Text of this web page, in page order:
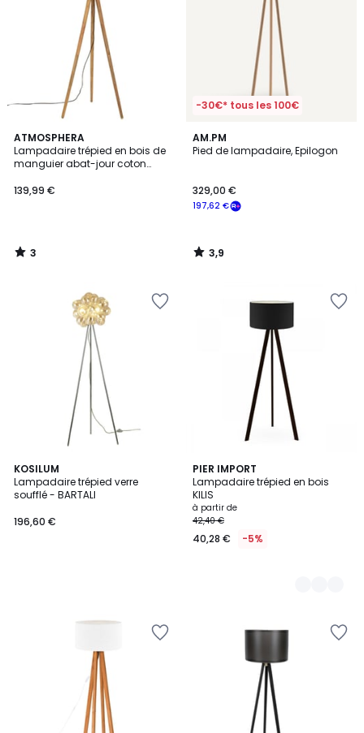
ATMOSPHERA
Lampadaire trépied en bois de
manguier abat-jour coton
139,99 €
3
/
5
3
/
-30€* tous les 100€
AM.PM
Pied de lampadaire, Epilogon
197,62 €
329,00 €
3,9
/ 5
3,9
/
KOSILUM
Lampadaire trépied verre
soufflé - BARTALI
196,60 €
PIER IMPORT
Lampadaire trépied en bois
KILIS
à partir de
42,40 €
40,28 € -5%
18
Couleurs